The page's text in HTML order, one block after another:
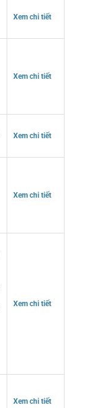
Xem chi tiết
Xem chi tiết
Xem chi tiết
Xem chi tiết
Xem chi tiết
Xem chi tiết